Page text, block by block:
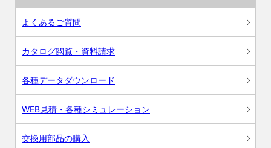
よくあるご質問
カタログ閲覧・資料請求
各種データダウンロード
WEB見積・各種シミュレーション
交換用部品の購入